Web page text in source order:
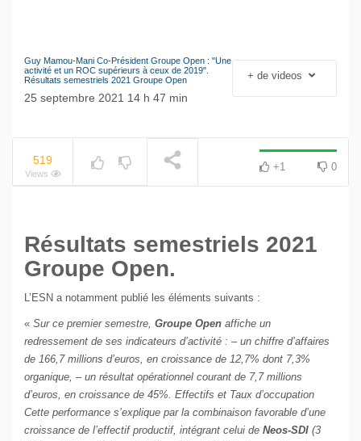
NOW PLAYING
Le séisme industriel
Guy Mamou-Mani Co-Président Groupe Open : "Une
activité et un ROC supérieurs à ceux de 2019".
Résultats semestriels 2021 Groupe Open
25 septembre 2021 14 h 47 min
+ de videos
519
Views
+1 0
Résultats semestriels 2021
Groupe Open.
L’ESN a notamment publié les éléments suivants :
« Sur ce premier semestre, Groupe Open affiche un
redressement de ses indicateurs d’activité : – un chiffre d’affaires
de 166,7 millions d’euros, en croissance de 12,7% dont 7,3%
organique, – un résultat opérationnel courant de 7,7 millions
d’euros, en croissance de 45%. Effectifs et Taux d’occupation
Cette performance s’explique par la combinaison favorable d’une
croissance de l’effectif productif, intégrant celui de Neos-SDI (3